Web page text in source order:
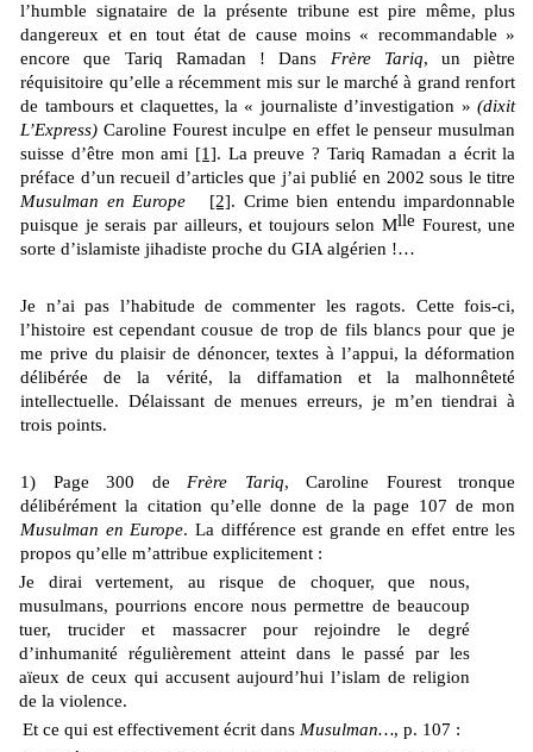
l’humble signataire de la présente tribune est pire même, plus
dangereux et en tout état de cause moins « recommandable »
encore que Tariq Ramadan ! Dans Frère Tariq, un piètre
réquisitoire qu’elle a récemment mis sur le marché à grand renfort
de tambours et claquettes, la « journaliste d’investigation »(dixit
L’Express) Caroline Fourest inculpe en effet le penseur musulman
suisse d’être mon ami [1]. La preuve ? Tariq Ramadan a écrit la
préface d’un recueil d’articles que j’ai publié en 2002 sous le titre
Musulman en Europe
[2]. Crime bien entendu impardonnable
puisque je serais par ailleurs, et toujours selon Mlle Fourest, une
sorte d’islamiste jihadiste proche du GIA algérien !…
Je n’ai pas l’habitude de commenter les ragots. Cette fois-ci,
l’histoire est cependant cousue de trop de fils blancs pour que je
me prive du plaisir de dénoncer, textes à l’appui, la déformation
délibérée de la vérité, la diffamation et la malhonnêteté
intellectuelle. Délaissant de menues erreurs, je m’en tiendrai à
trois points.
1) Page 300 de Frère Tariq, Caroline Fourest tronque
délibérément la citation qu’elle donne de la page 107 de mon
Musulman en Europe. La différence est grande en effet entre les
propos qu’elle m’attribue explicitement :
Je dirai vertement, au risque de choquer, que nous,
musulmans, pourrions encore nous permettre de beaucoup
tuer, trucider et massacrer pour rejoindre le degré
d’inhumanité régulièrement atteint dans le passé par les
aïeux de ceux qui accusent aujourd’hui l’islam de religion
de la violence.
Et ce qui est effectivement écrit dans Musulman…, p. 107 :